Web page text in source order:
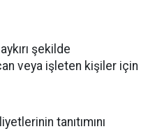
şekilde
veya işleten kişiler için
tanıtımını